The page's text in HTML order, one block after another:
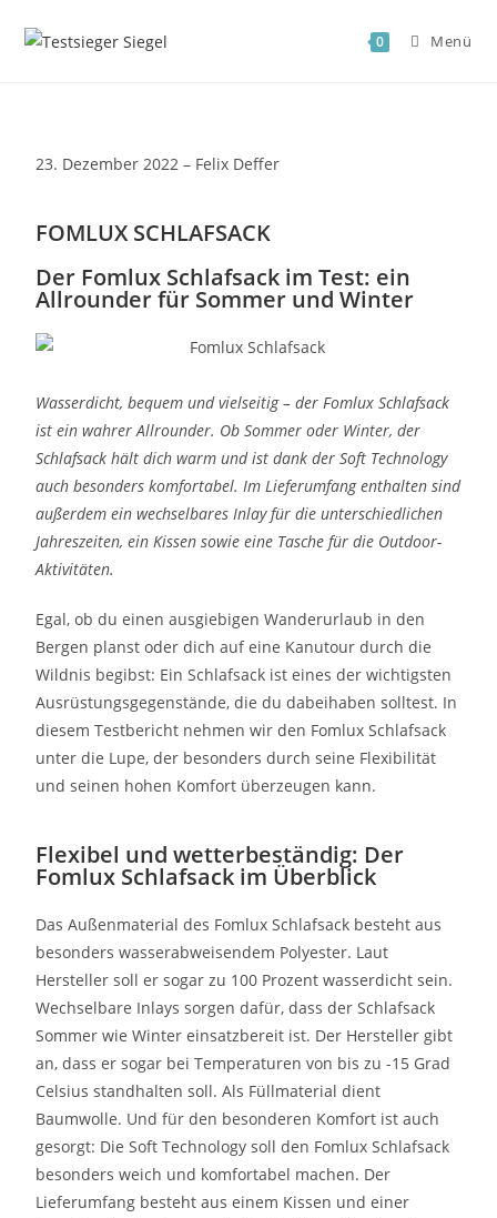
0 Menü
23. Dezember 2022 – Felix Deffer
FOMLUX SCHLAFSACK
Der Fomlux Schlafsack im Test: ein
Allrounder für Sommer und Winter
Wasserdicht, bequem und vielseitig – der Fomlux Schlafsack
ist ein wahrer Allrounder. Ob Sommer oder Winter, der
Schlafsack hält dich warm und ist dank der Soft Technology
auch besonders komfortabel. Im Lieferumfang enthalten sind
außerdem ein wechselbares Inlay für die unterschiedlichen
Jahreszeiten, ein Kissen sowie eine Tasche für die Outdoor-
Aktivitäten.
Egal, ob du einen ausgiebigen Wanderurlaub in den
Bergen planst oder dich auf eine Kanutour durch die
Wildnis begibst: Ein Schlafsack ist eines der wichtigsten
Ausrüstungsgegenstände, die du dabeihaben solltest. In
diesem Testbericht nehmen wir den Fomlux Schlafsack
unter die Lupe, der besonders durch seine Flexibilität
und seinen hohen Komfort überzeugen kann.
Flexibel und wetterbeständig: Der
Fomlux Schlafsack im Überblick
Das Außenmaterial des Fomlux Schlafsack besteht aus
besonders wasserabweisendem Polyester. Laut
Hersteller soll er sogar zu 100 Prozent wasserdicht sein.
Wechselbare Inlays sorgen dafür, dass der Schlafsack
Sommer wie Winter einsatzbereit ist. Der Hersteller gibt
an, dass er sogar bei Temperaturen von bis zu -15 Grad
Celsius standhalten soll. Als Füllmaterial dient
Baumwolle. Und für den besonderen Komfort ist auch
gesorgt: Die Soft Technology soll den Fomlux Schlafsack
besonders weich und komfortabel machen. Der
Lieferumfang besteht aus einem Kissen und einer